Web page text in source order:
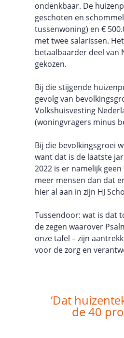
ondenkbaar. De
geschoten en
tussenwoning) en €
met twee salarissen.
betaalbaarder deel van
gekozen.
Bij die stijgende
gevolg van
Volkshuisvesting
(woningvragers minus
Bij die bevolkingsgroei
want dat is de laatste
2022 is er namelijk
meer mensen dan dat
hier al aan in zijn HJ
Tussendoor: wat is dat
de zegen waarover
onze tafel – zijn
voor de zorg en
‘Dat
de 40